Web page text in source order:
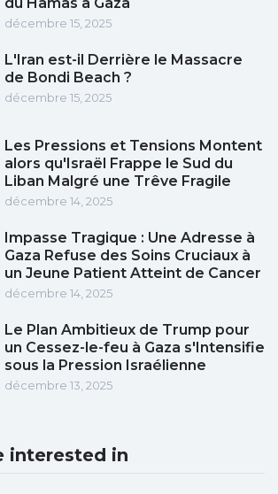
décembre 15, 2025
L'Iran est-il Derrière le Massacre
de Bondi Beach ?
décembre 15, 2025
Les Pressions et Tensions Montent
alors qu'Israël Frappe le Sud du
Liban Malgré une Trêve Fragile
décembre 14, 2025
Impasse Tragique : Une Adresse à
Gaza Refuse des Soins Cruciaux à
un Jeune Patient Atteint de Cancer
décembre 14, 2025
Le Plan Ambitieux de Trump pour
un Cessez-le-feu à Gaza s'Intensifie
sous la Pression Israélienne
décembre 13, 2025
interested in